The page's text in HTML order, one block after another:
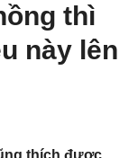
thì
này lên
thích được